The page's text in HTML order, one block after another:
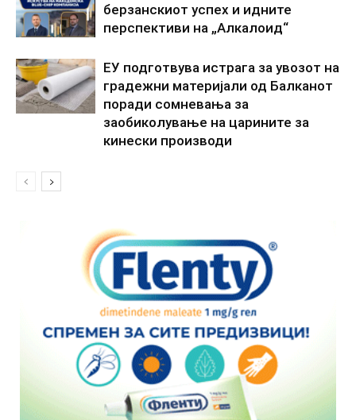
берзанскиот успех и идните
перспективи на „Алкалоид“
ЕУ подготвува истрага за увозот на
градежни материјали од Балканот
поради сомневања за
заобиколување на царините за
кинески производи